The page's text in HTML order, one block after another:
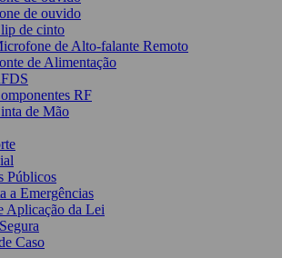
de ouvido
de cinto
de Alto-falante Remoto
de Alimentação
RF
de Mão
Públicos
a Emergências
Aplicação da Lei
Caso